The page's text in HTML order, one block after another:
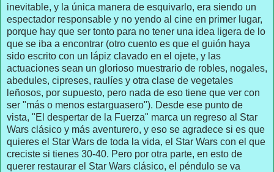
inevitable, y la única manera de esquivarlo, era siendo un
espectador responsable y no yendo al cine en primer lugar,
porque hay que ser tonto para no tener una idea ligera de lo
que se iba a encontrar (otro cuento es que el guión haya
sido escrito con un lápiz clavado en el ojete, y las
actuaciones sean un glorioso muestrario de robles, nogales,
abedules, cipreses, raulíes y otra clase de vegetales
leñosos, por supuesto, pero nada de eso tiene que ver con
ser "más o menos estarguasero"). Desde ese punto de
vista, "El despertar de la Fuerza" marca un regreso al Star
Wars clásico y más aventurero, y eso se agradece si es que
quieres el Star Wars de toda la vida, el Star Wars con el que
creciste si tienes 30-40. Pero por otra parte, en esto de
querer restaurar el Star Wars clásico, el péndulo se va